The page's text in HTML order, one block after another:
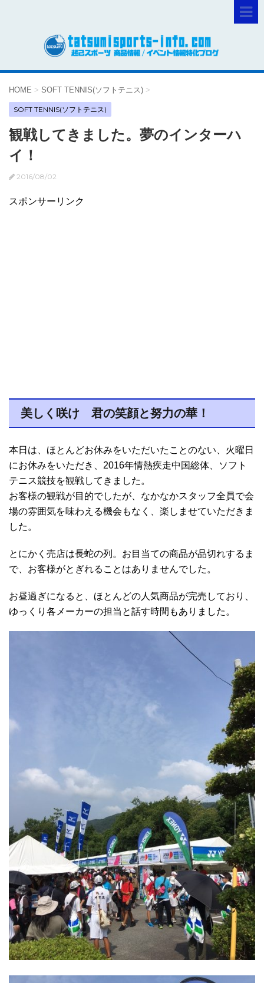
HOME > SOFT TENNIS(ソフトテニス) >
SOFT TENNIS(ソフトテニス)
観戦してきました。夢のインターハ
イ！
2016/08/02
スポンサーリンク
美しく咲け 君の笑顔と努力の華！
本日は、ほとんどお休みをいただいたことのない、火曜日
にお休みをいただき、2016年情熱疾走中国総体、ソフト
テニス競技を観戦してきました。
お客様の観戦が目的でしたが、なかなかスタッフ全員で会
場の雰囲気を味わえる機会もなく、楽しませていただきま
した。
とにかく売店は長蛇の列。お目当ての商品が品切れするま
で、お客様がとぎれることはありませんでした。
お昼過ぎになると、ほとんどの人気商品が完売しており、
ゆっくり各メーカーの担当と話す時間もありました。